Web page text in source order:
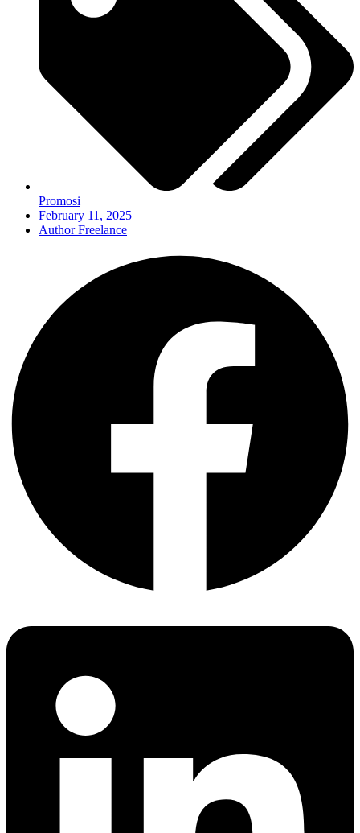
Promosi
February 11, 2025
Author Freelance